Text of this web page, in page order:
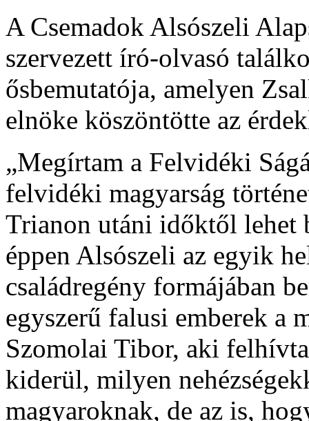
A Csemadok Alsószeli
szervezett író-olvasó
ősbemutatója, amelyen
elnöke köszöntötte az
„Megírtam a Felvidéki
felvidéki magyarság
Trianon utáni időktől lehet
éppen Alsószeli az egyik
családregény formájában
egyszerű falusi emberek a
Szomolai Tibor, aki
kiderül, milyen
magyaroknak, de az is,